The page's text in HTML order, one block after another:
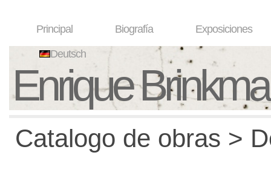
Principal Biografía Exposiciones
Deutsch
Enrique
Catalogo de obras >